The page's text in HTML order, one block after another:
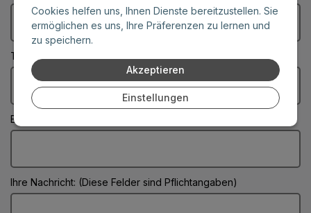
Cookies helfen uns, Ihnen Dienste bereitzustellen. Sie
ermöglichen es uns, Ihre Präferenzen zu lernen und
zu speichern.
Akzeptieren
Einstellungen
Telefonnummer:
E-Mail: (Diese Felder sind Pflichtangaben)
Ihre Nachricht: (Diese Felder sind Pflichtangaben)